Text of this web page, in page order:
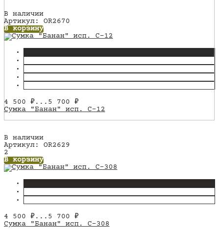
В наличии
Артикул: OR2670
В корзину
4 500 ₽ ... 5 700 ₽
Сумка "Банан" исп. С-12
В наличии
Артикул: OR2629
2
В корзину
4 500 ₽ ... 5 700 ₽
Сумка "Банан" исп. С-308